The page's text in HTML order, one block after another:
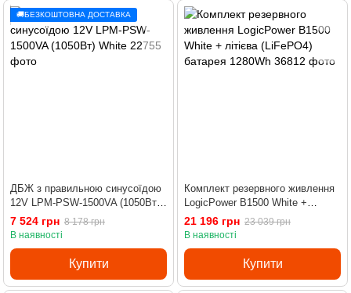
🚚БЕЗКОШТОВНА ДОСТАВКА
ДБЖ з правильною синусоїдою
12V LPM-PSW-1500VA (1050Вт)
White
7 524 грн 8 178 грн
В наявності
Купити
Комплект резервного живлення
LogicPower B1500 White +
літієва (LiFePO4) батарея
1280Wh
21 196 грн 23 039 грн
В наявності
Купити